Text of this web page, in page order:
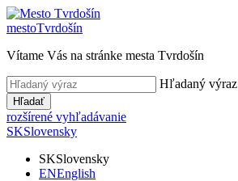
mestoTvrdošín
Vítame Vás na stránke mesta Tvrdošín
Hľadaný výraz
Hľadať
rozšírené vyhľadávanie
SKSlovensky
SKSlovensky
ENEnglish